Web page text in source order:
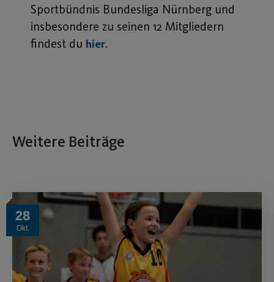
Sportbündnis Bundesliga Nürnberg und
insbesondere zu seinen 12 Mitgliedern
findest du hier.
Weitere Beiträge
28
Okt.